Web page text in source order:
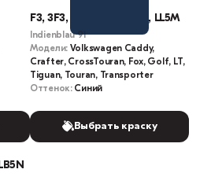
F3, 3F3, 9515, L5M, F3F3, LL5M
Indienblau 91
Модели: Volkswagen Caddy,
Crafter, CrossTouran, Fox, Golf, LT,
Tiguan, Touran, Transporter
Оттенок: Синий
Выбрать краску